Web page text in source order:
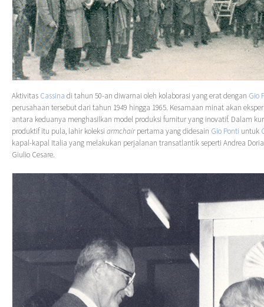
Aktivitas Cassina di tahun 50-an diwarnai oleh kolaborasi yang erat dengan Gio
perusahaan tersebut dari tahun 1949 hingga 1965. Kesamaan minat akan
antara keduanya menghasilkan model produksi furnitur yang inovatif. Dalam
produktif itu pula, lahir koleksi armchairpertama yang didesain Gio Ponti untuk
kapal-kapal Italia yang melakukan perjalanan transatlantik seperti Andrea
Giulio Cesare.